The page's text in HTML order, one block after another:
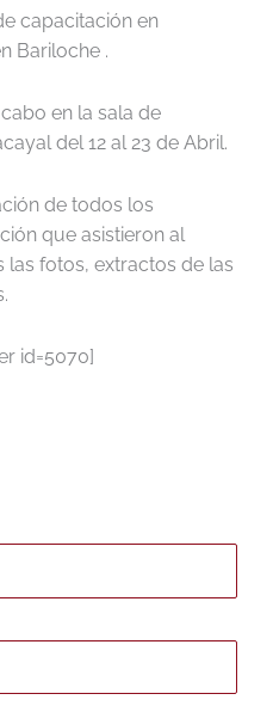
capacitación en
Bariloche .
en la sala de
del 12 al 23 de Abril.
de todos los
que asistieron al
fotos, extractos de las
id=5070]